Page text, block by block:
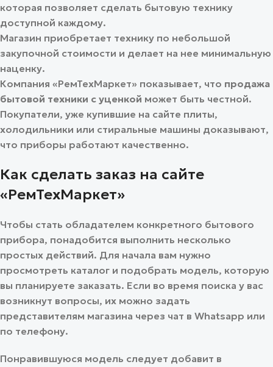
которая позволяет сделать бытовую технику
доступной каждому.
Магазин приобретает технику по небольшой
закупочной стоимости и делает на нее минимальную
наценку.
Компания «РемТехМаркет» показывает, что продажа
бытовой техники с уценкой может быть честной.
Покупатели, уже купившие на сайте плиты,
холодильники или стиральные машины доказывают,
что приборы работают качественно.
Как сделать заказ на сайте
«РемТехМаркет»
Чтобы стать обладателем конкретного бытового
прибора, понадобится выполнить несколько
простых действий. Для начала вам нужно
просмотреть каталог и подобрать модель, которую
вы планируете заказать. Если во время поиска у вас
возникнут вопросы, их можно задать
представителям магазина через чат в Whatsapp или
по телефону.
Понравившуюся модель следует добавит в